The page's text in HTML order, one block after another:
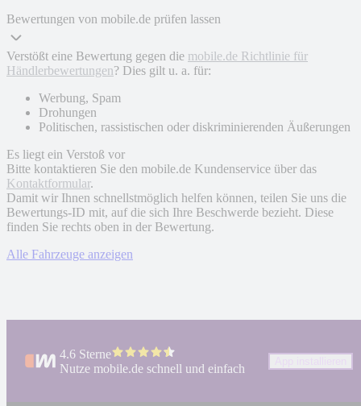
Bewertungen von mobile.de prüfen lassen
Verstößt eine Bewertung gegen die mobile.de Richtlinie für
Händlerbewertungen? Dies gilt u. a. für:
Werbung, Spam
Drohungen
Politischen, rassistischen oder diskriminierenden Äußerungen
Es liegt ein Verstoß vor
Bitte kontaktieren Sie den mobile.de Kundenservice über das
Kontaktformular.
Damit wir Ihnen schnellstmöglich helfen können, teilen Sie uns die
Bewertungs-ID mit, auf die sich Ihre Beschwerde bezieht. Diese
finden Sie rechts oben in der Bewertung.
Alle Fahrzeuge anzeigen
4.6 Sterne
Nutze mobile.de schnell und einfach